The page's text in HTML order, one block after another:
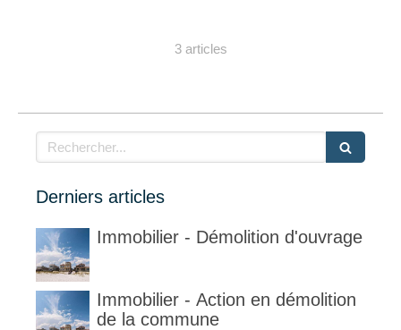
3 articles
Rechercher
Derniers articles
Immobilier - Démolition d'ouvrage
Immobilier - Action en démolition
de la commune